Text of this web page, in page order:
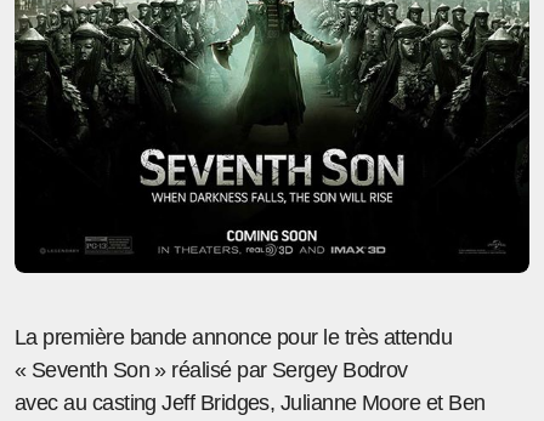
La première bande annonce pour le très attendu
« Seventh Son » réalisé par Sergey Bodrov
avec au casting Jeff Bridges, Julianne Moore et Ben